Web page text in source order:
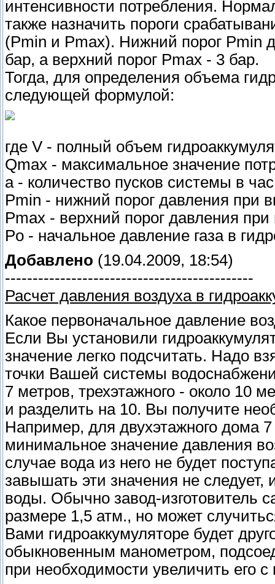
интенсивности потребления.
также назначить пороги
(Рmin и Рmax). Нижний порог Рmin
бар, а верхний порог Рmax - 3 бар.
Тогда, для определения объема
следующей формулой:
где V - полный объем
Qmax - максимальное значение
а - количество пусков системы в
Pmin - нижний порог давления при
Pmax - верхний порог давления
Po - начальное давление газа в
Добавлено (19.04.2009, 18:54)
---------------------------------------------
Расчет давления воздуха в
Какое первоначальное давление
Если Вы установили
значение легко подсчитать. Надо
точки Вашей системы
7 метров, трехэтажного - около 10
и разделить на 10. Вы получите
Например, для двухэтажного дома
минимальное значение давления
случае вода из него не будет
завышать эти значения не следует,
воды. Обычно завод-изготовитель
размере 1,5 атм., но может
Вами гидроаккумуляторе будет
обыкновенным манометром,
при необходимости увеличить его